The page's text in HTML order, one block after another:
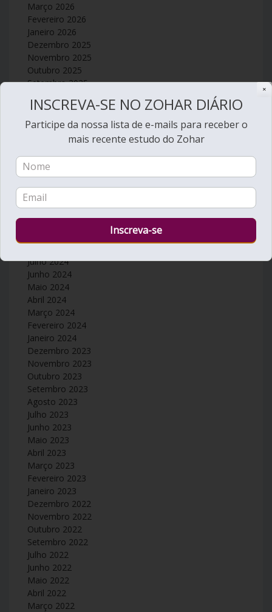
Março 2026
Fevereiro 2026
Janeiro 2026
Dezembro 2025
Novembro 2025
Outubro 2025
Setembro 2025
Julho 2025
Junho 2025
Maio 2025
Março 2025
Fevereiro 2025
Janeiro 2025
Dezembro 2024
Novembro 2024
Julho 2024
Junho 2024
Maio 2024
Abril 2024
Março 2024
Fevereiro 2024
Janeiro 2024
Dezembro 2023
Novembro 2023
Outubro 2023
Setembro 2023
Agosto 2023
Julho 2023
Junho 2023
Maio 2023
Abril 2023
Março 2023
Fevereiro 2023
Janeiro 2023
Dezembro 2022
Novembro 2022
Outubro 2022
Setembro 2022
Julho 2022
Junho 2022
Maio 2022
Abril 2022
Março 2022
✕
INSCREVA-SE NO ZOHAR DIÁRIO
Participe da nossa lista de e-mails para receber o
mais recente estudo do Zohar